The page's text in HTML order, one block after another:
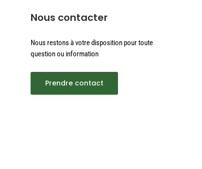
Nous contacter
Nous restons à votre disposition pour toute
question ou information
Prendre contact